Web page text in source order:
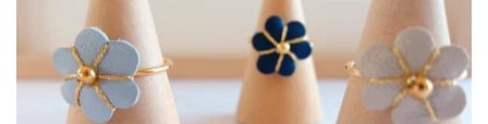
Options
Peuvent
Être